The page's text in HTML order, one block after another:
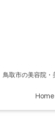
鳥取市の美容院
Home